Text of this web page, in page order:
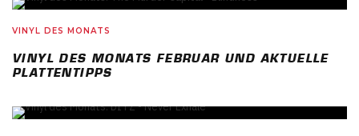
VINYL DES MONATS
VINYL DES MONATS FEBRUAR UND AKTUELLE
PLATTENTIPPS